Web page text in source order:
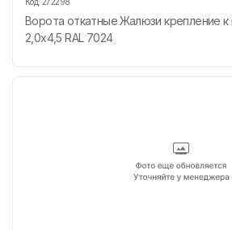
Ворота откатные Жалюзи крепление к
2,0х4,5 RAL 7024